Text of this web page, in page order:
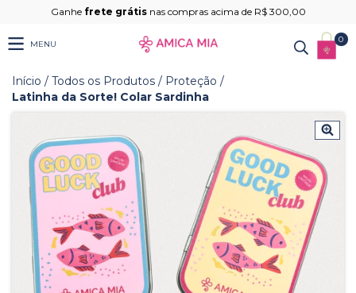
Ganhe frete grátisnas compras acima de R$ 300,00
MENU 0
Início / Todos os Produtos / Proteção /
Latinha da Sorte! Colar Sardinha